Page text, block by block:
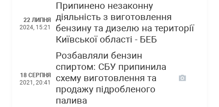
22 ЛИПНЯ
2024, 15:21
Припинено незаконну
діяльність з виготовлення
бензину та дизелю на території
Київської області - БЕБ
18 СЕРПНЯ
2021, 20:41
Розбавляли бензин
спиртом: СБУ припинила
схему виготовлення та
продажу підробленого
палива